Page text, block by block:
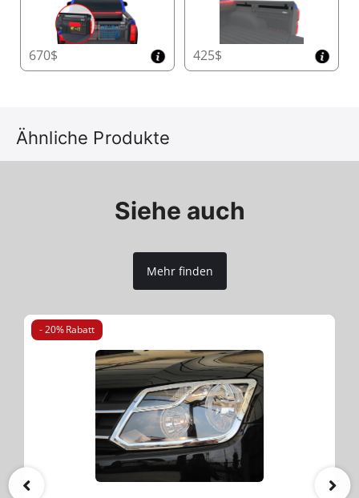
670$ 425$
Ähnliche Produkte
Siehe auch
Mehr finden
- 20% Rabatt